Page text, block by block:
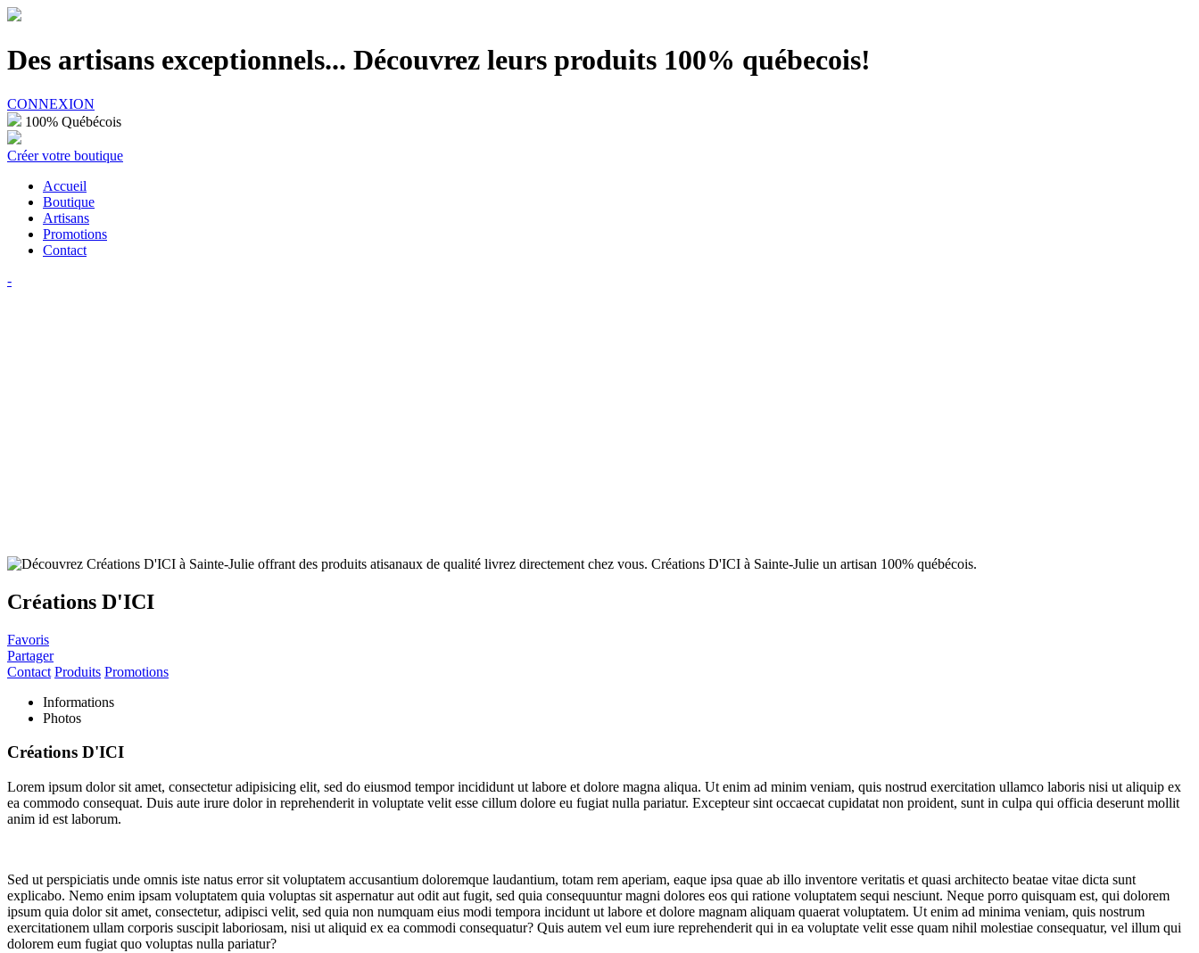
Des artisans exceptionnels... Découvrez leurs produits 100% québecois!
CONNEXION
100% Québécois
Créer votre boutique
Accueil
Boutique
Artisans
Promotions
Contact
-
Créations D'ICI
Favoris
Partager
Contact Produits Promotions
Informations
Photos
Créations D'ICI
Lorem ipsum dolor sit amet, consectetur adipisicing elit, sed do eiusmod tempor incididunt ut labore et dolore magna aliqua. Ut enim ad minim veniam, quis nostrud exercitation ullamco laboris nisi ut aliquip ex
ea commodo consequat. Duis aute irure dolor in reprehenderit in voluptate velit esse cillum dolore eu fugiat nulla pariatur. Excepteur sint occaecat cupidatat non proident, sunt in culpa qui officia deserunt mollit
anim id est laborum.
Sed ut perspiciatis unde omnis iste natus error sit voluptatem accusantium doloremque laudantium, totam rem aperiam, eaque ipsa quae ab illo inventore veritatis et quasi architecto beatae vitae dicta sunt
explicabo. Nemo enim ipsam voluptatem quia voluptas sit aspernatur aut odit aut fugit, sed quia consequuntur magni dolores eos qui ratione voluptatem sequi nesciunt. Neque porro quisquam est, qui dolorem
ipsum quia dolor sit amet, consectetur, adipisci velit, sed quia non numquam eius modi tempora incidunt ut labore et dolore magnam aliquam quaerat voluptatem. Ut enim ad minima veniam, quis nostrum
exercitationem ullam corporis suscipit laboriosam, nisi ut aliquid ex ea commodi consequatur? Quis autem vel eum iure reprehenderit qui in ea voluptate velit esse quam nihil molestiae consequatur, vel illum qui
dolorem eum fugiat quo voluptas nulla pariatur?